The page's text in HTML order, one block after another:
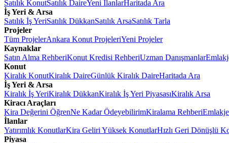
Satılık KonutSatılık DaireYeni İlanlarHaritada Ara
İş Yeri & Arsa
Satılık İş YeriSatılık DükkanSatılık ArsaSatılık Tarla
Projeler
Tüm ProjelerAnkara Konut ProjeleriYeni Projeler
Kaynaklar
Satın Alma RehberiKonut Kredisi RehberiUzman Danışmanlar
Konut
Kiralık KonutKiralık DaireGünlük Kiralık DaireHaritada Ara
İş Yeri & Arsa
Kiralık İş YeriKiralık DükkanKiralık İş Yeri PiyasasıKiralık Arsa
Kiracı Araçları
Kira Değerini ÖğrenNe Kadar ÖdeyebilirimKiralama Rehberi
İlanlar
Yatırımlık KonutlarKira Geliri Yüksek KonutlarHızlı Geri Dönüşlü
Piyasa